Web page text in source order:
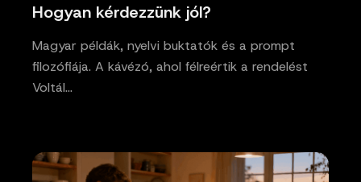
Hogyan kérdezzünk jól?
Magyar példák, nyelvi buktatók és a prompt
filozófiája. A kávézó, ahol félreértik a rendelést
Voltál…